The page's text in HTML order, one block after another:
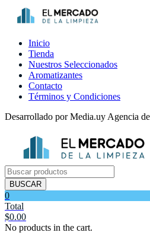
Inicio
Tienda
Nuestros Seleccionados
Aromatizantes
Contacto
Términos y Condiciones
Desarrollado por Media.uy Agencia
Búsqueda
de
productos
BUSCAR
0
Total
$0.00
No products in the cart.